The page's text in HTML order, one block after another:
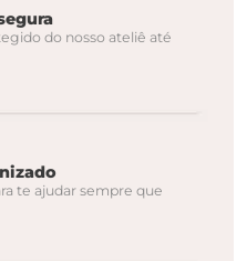
do nosso ateliê até
te ajudar sempre que